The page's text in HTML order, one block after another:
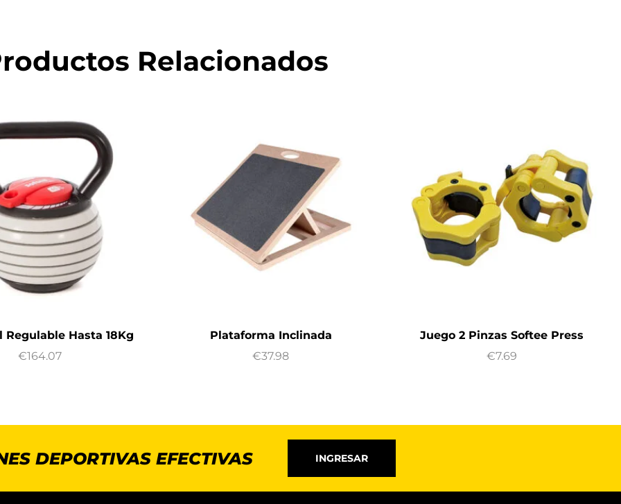
Relacionados
Hasta 18Kg
€164.07
Plataforma Inclinada
€37.98
Juego 2 Pinzas Softee Press
€7.69
DEPORTIVAS EFECTIVAS INGRESAR